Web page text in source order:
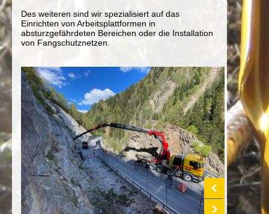
Des weiteren sind wir spezialisiert auf das
Einrichten von Arbeitsplattformen in
absturzgefährdeten Bereichen oder die Installation
von Fangschutznetzen.